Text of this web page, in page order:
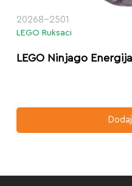
20268-2501
LEGO Ruksaci
LEGO Ninjago